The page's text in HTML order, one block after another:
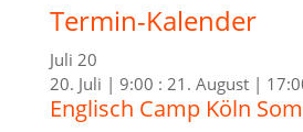
Termin-Kalender
Juli 20
20. Juli | 9:00 : 21. August |
Englisch Camp Köln